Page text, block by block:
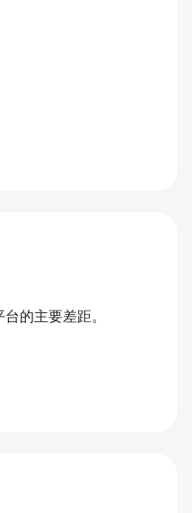
的主要差距。